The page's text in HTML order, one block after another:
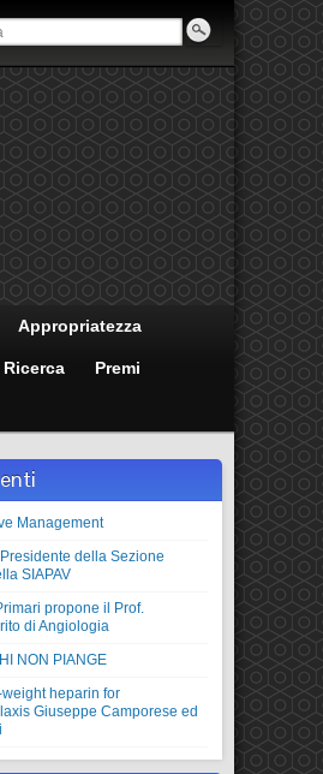
Appropriatezza
Ricerca Premi
Management
della Sezione
SIAPAV
propone il Prof.
di Angiologia
NON PIANGE
heparin for
Giuseppe Camporese ed